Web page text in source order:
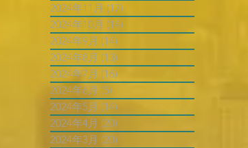
2024年11月 (17)
2024年10月 (14)
2024年9月 (14)
2024年8月 (13)
2024年7月 (16)
2024年6月 (5)
2024年5月 (14)
2024年4月 (20)
2024年3月 (20)